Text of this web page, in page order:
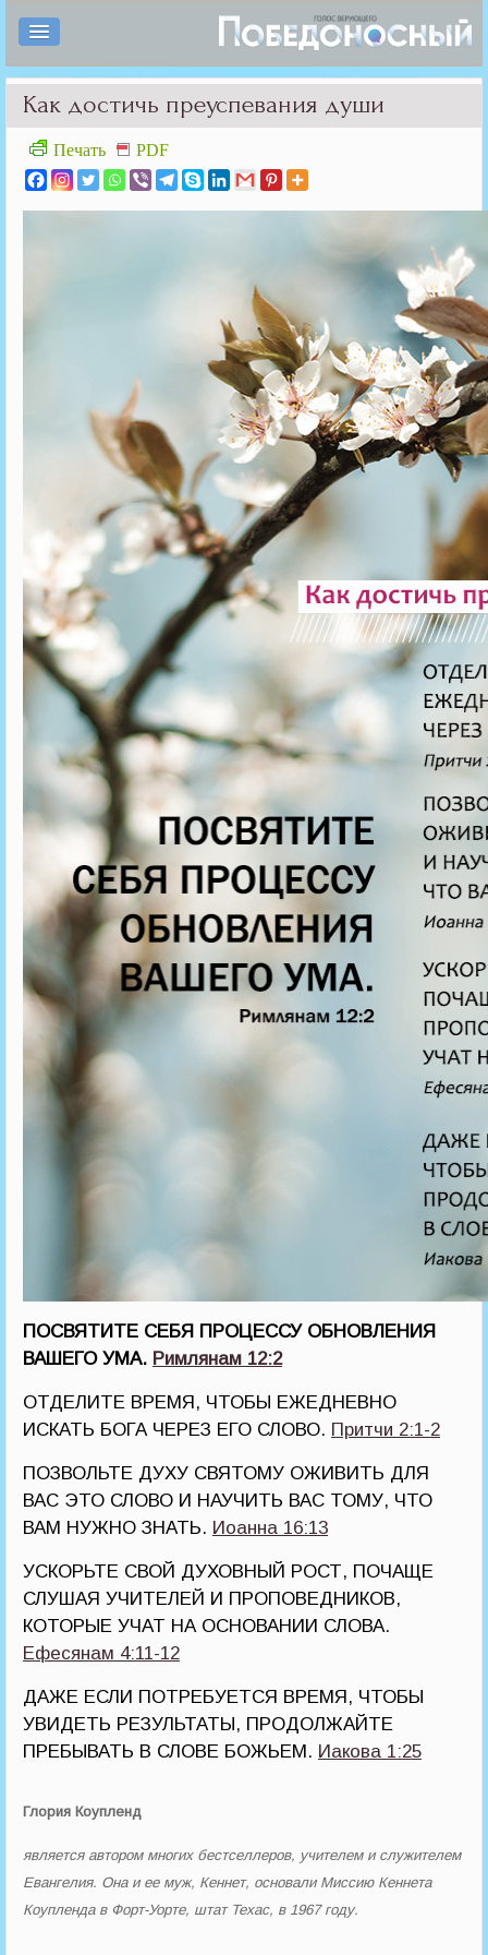
Как достичь преуспевания души
Печать PDF
ПОСВЯТИТЕ СЕБЯ ПРОЦЕССУ ОБНОВЛЕНИЯ
ВАШЕГО УМА. Римлянам 12:2
ОТДЕЛИТЕ ВРЕМЯ, ЧТОБЫ ЕЖЕДНЕВНО
ИСКАТЬ БОГА ЧЕРЕЗ ЕГО СЛОВО. Притчи 2:1-2
ПОЗВОЛЬТЕ ДУХУ СВЯТОМУ ОЖИВИТЬ ДЛЯ
ВАС ЭТО СЛОВО И НАУЧИТЬ ВАС ТОМУ, ЧТО
ВАМ НУЖНО ЗНАТЬ. Иоанна 16:13
УСКОРЬТЕ СВОЙ ДУХОВНЫЙ РОСТ, ПОЧАЩЕ
СЛУШАЯ УЧИТЕЛЕЙ И ПРОПОВЕДНИКОВ,
КОТОРЫЕ УЧАТ НА ОСНОВАНИИ СЛОВА.
Ефесянам 4:11-12
ДАЖЕ ЕСЛИ ПОТРЕБУЕТСЯ ВРЕМЯ, ЧТОБЫ
УВИДЕТЬ РЕЗУЛЬТАТЫ, ПРОДОЛЖАЙТЕ
ПРЕБЫВАТЬ В СЛОВЕ БОЖЬЕМ. Иакова 1:25
Глория Коупленд
является автором многих бестселлеров, учителем и служителем
Евангелия. Она и ее муж, Кеннет, основали Миссию Кеннета
Коупленда в Форт-Уорте, штат Техас, в 1967 году.